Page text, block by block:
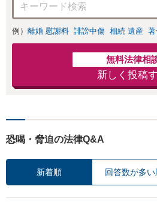
例） 離婚 慰謝料 誹謗中傷 相続 遺産
無料法律相
新しく投稿
恐喝・脅迫の法律Q&A
新着順 回答数が多い